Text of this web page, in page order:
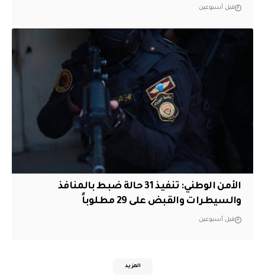
قبل أسبوعين
الأمن الوطني: تنفيذ 31 حالة ضبط بالمنافذ
والسيطرات والقبض على 29 مطلوباً
قبل أسبوعين
المزيد